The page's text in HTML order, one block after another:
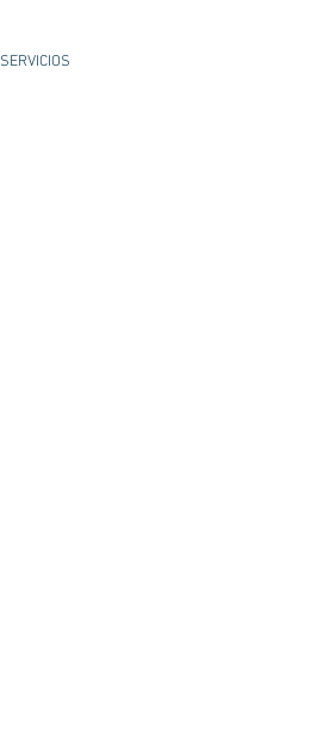
SERVICIOS